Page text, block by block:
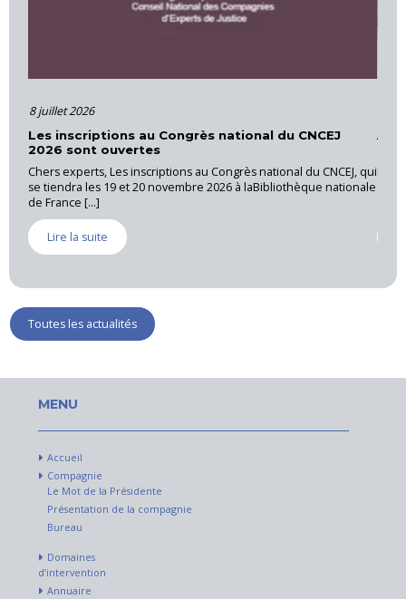
8 juillet 2026
Les inscriptions au Congrès national du CNCEJ
2026 sont ouvertes
Chers experts, Les inscriptions au Congrès national du CNCEJ, qui
se tiendra les 19 et 20 novembre 2026 à laBibliothèque nationale
de France [...]
Lire la suite
La
Cannet
Toutes les actualités
MENU
Accueil
Compagnie
Le Mot de la Présidente
Présentation de la compagnie
Bureau
Domaines
d’intervention
Annuaire